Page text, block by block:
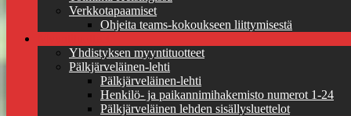
Verkkotapaamiset
Ohjeita teams-kokoukseen liittymisestä
Yhdistyksen myyntituotteet
Pälkjärveläinen-lehti
Pälkjärveläinen-lehti
Henkilö- ja paikannimihakemisto numerot 1-24
Pälkjärveläinen lehden sisällysluettelot